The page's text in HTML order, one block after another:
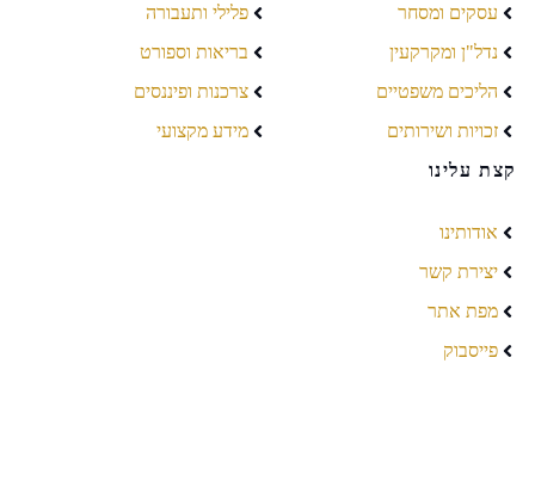
עסקים ומסחר
נדל"ן ומקרקעין
הליכים משפטיים
זכויות ושירותים
פלילי ותעבורה
בריאות וספורט
צרכנות ופיננסים
מידע מקצועי
קצת עלינו
אודותינו
יצירת קשר
מפת אתר
פייסבוק